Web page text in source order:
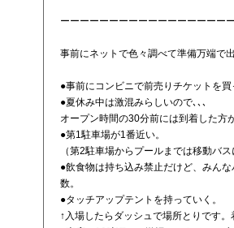
ーーーーーーーーーーーーーーーーー
事前にネットで色々調べて準備万端で
●事前にコンビニで前売りチケットを買
●夏休み中は激混みらしいので､､､
オープン時間の30分前には到着した方
●第1駐車場が1番近い。
（第2駐車場からプールまでは移動バ
●飲食物は持ち込み禁止だけど、みん
数。
●タッチアップテントを持っていく。
↑入場したらダッシュで場所とりです。